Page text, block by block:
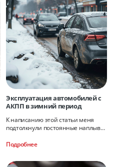
Эксплуатация автомобилей с
АКПП в зимний период
К написанию этой статьи меня
подтолкнули постоянные наплывы
выпадения большого снега или
Подробнее